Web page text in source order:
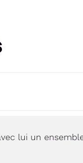
lui un